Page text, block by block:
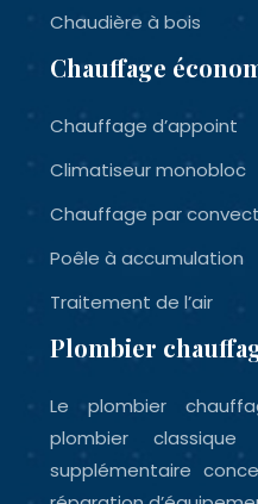
Chaudière à bois
Chauffage
Chauffage d’appoint
Climatiseur monobloc
Chauffage par
Poêle à accumulation
Traitement de l’air
Plombier
Le plombier
plombier
supplémentaire